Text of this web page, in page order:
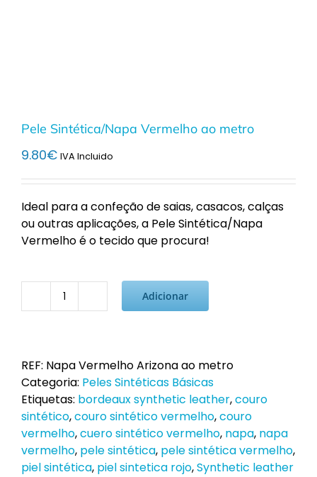
Pele Sintética/Napa Vermelho ao metro
9.80€ IVA Incluido
Ideal para a confeção de saias, casacos, calças
ou outras aplicações, a Pele Sintética/Napa
Vermelho é o tecido que procura!
Quantidade
Vermelho
ao
metro
Adicionar
REF: Napa Vermelho Arizona ao metro
Categoria: Peles Sintéticas Básicas
Etiquetas: bordeaux synthetic leather,couro
sintético,couro sintético vermelho,couro
vermelho,cuero sintético vermelho, napa, napa
vermelho, pele sintética, pele sintética vermelho,
piel sintética, piel sintetica rojo,Synthetic leather